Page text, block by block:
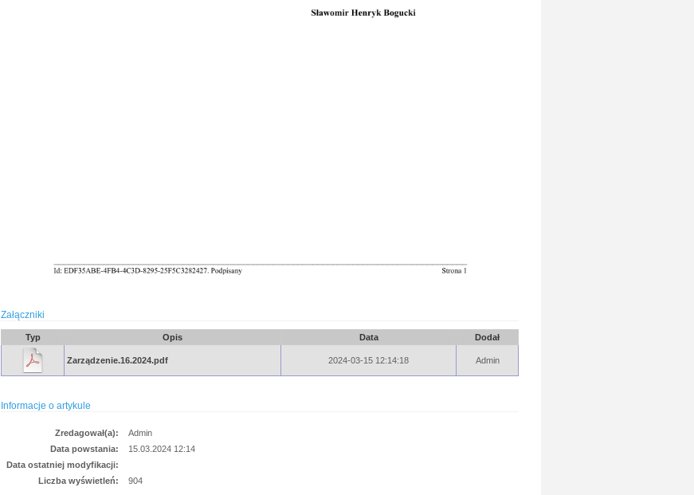
Załączniki
Typ Opis Data Dodał
Zarządzenie.16.2024.pdf 2024-03-15 12:14:18 Admin
Informacje o artykule
Zredagował(a):
Admin
Data powstania:
15.03.2024 12:14
Data ostatniej modyfikacji:
Liczba wyświetleń:
904